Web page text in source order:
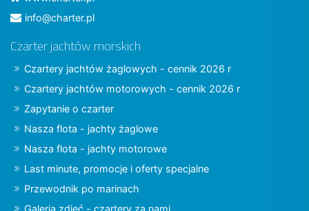
info@charter.pl
Czarter jachtów morskich
Czartery jachtów żaglowych - cennik 2026 r
Czartery jachtów motorowych - cennik 2026 r
Zapytanie o czarter
Nasza flota - jachty żaglowe
Nasza flota - jachty motorowe
Last minute, promocje i oferty specjalne
Przewodnik po marinach
Galeria zdjęć - czartery za nami